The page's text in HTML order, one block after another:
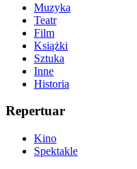
Muzyka
Teatr
Film
Książki
Sztuka
Inne
Historia
Repertuar
Kino
Spektakle